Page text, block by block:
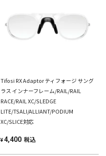
Tifosi RX Adaptor ティフォージ サング
ラス インナーフレーム/RAIL/RAIL
RACE/RAIL XC/SLEDGE
LITE/TSALI/ALLIANT/PODIUM
XC/SLICE対応
¥4,400 税込